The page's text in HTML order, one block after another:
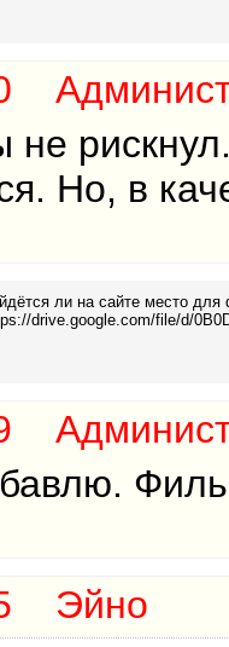
не
Но, в
ли на сайте место
drive.google.com/file/d/
Эйно